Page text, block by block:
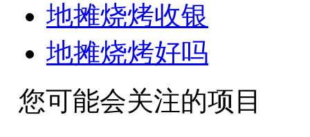
地摊烧烤收银
地摊烧烤好吗
您可能会关注的项目